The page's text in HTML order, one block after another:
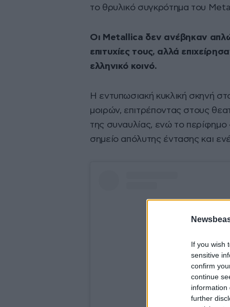
If you wish
sensitive
confirm
continue
information
further
το θρυλικό συγκρότημα του
Οι Metallica δεν ανέβηκαν
επιτυχίες τους, αλλά
ελληνικό κοινό.
Η εντυπωσιακή κυκλική σκηνή
μοιρών, επιτρέποντας στους
της συναυλίας, ενώ το
σημείο απόλυτης έντασης και